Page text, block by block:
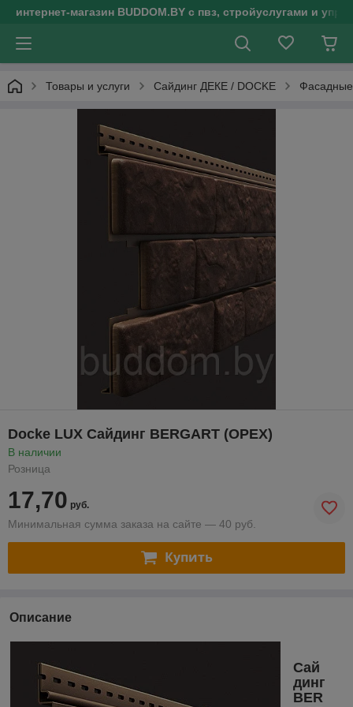
интернет-магазин BUDDOM.BY с пвз, стройуслугами и
Товары и услуги Сайдинг ДЕКЕ / DOCKE
Docke LUX Сайдинг BERGART (ОРЕХ)
В наличии
Розница
17,70 руб.
Минимальная сумма заказа на сайте — 40 руб.
Купить
Описание
Сай
динг
BER